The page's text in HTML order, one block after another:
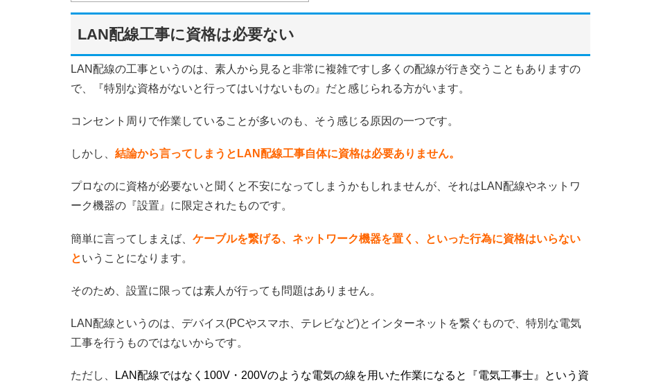
LAN配線工事に資格は必要ない
LAN配線の工事というのは、素人から見ると非常に複雑ですし多くの配線が行き交うこともありますの
で、『特別な資格がないと行ってはいけないもの』だと感じられる方がいます。
コンセント周りで作業していることが多いのも、そう感じる原因の一つです。
しかし、 結論から言ってしまうとLAN配線工事自体に資格は必要ありません。
プロなのに資格が必要ないと聞くと不安になってしまうかもしれませんが、それはLAN配線やネットワ
ーク機器の『設置』に限定されたものです。
簡単に言ってしまえば、 ケーブルを繋げる、ネットワーク機器を置く、といった行為に資格はいらない
ということになります。
そのため、設置に限っては素人が行っても問題はありません。
LAN配線というのは、デバイス(PCやスマホ、テレビなど)とインターネットを繋ぐもので、特別な電気
工事を行うものではないからです。
ただし、
LAN配線ではなく100V・200Vのような電気の線を用いた作業になると『電気工事士』という資